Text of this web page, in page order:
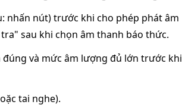
nhấn nút) trước khi cho phép phát âm
sau khi chọn âm thanh báo thức.
và mức âm lượng đủ lớn trước khi
tai nghe).